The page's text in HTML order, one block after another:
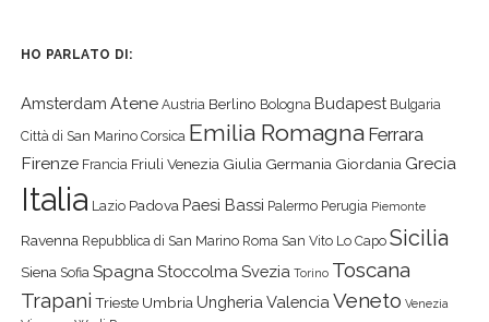
HO PARLATO DI:
Amsterdam Atene Austria Berlino Bologna Budapest Bulgaria
Città di San Marino Corsica Emilia Romagna Ferrara
Firenze Francia Friuli Venezia Giulia Germania Giordania Grecia
Italia Lazio Padova Paesi Bassi Palermo Perugia Piemonte
Ravenna Repubblica di San Marino Roma San Vito Lo Capo Sicilia
Siena Sofia SpagnaStoccolma Svezia Torino Toscana
Trapani Trieste Umbria Ungheria Valencia Veneto Venezia